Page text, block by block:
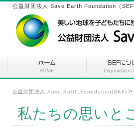
公益財団法人 Save Earth Foundation（
公益財団法人 Save Earth Foundation(SEF) >
私たちの思いと